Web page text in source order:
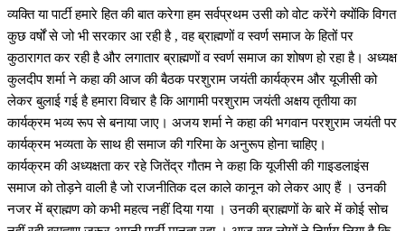
व्यक्ति या पार्टी हमारे हित की बात करेगा हम सर्वप्रथम उसी को वोट करेंगे क्योंकि विगत
कुछ वर्षों से जो भी सरकार आ रही है , वह ब्राह्मणों व स्वर्ण समाज के हितों पर
कुठारागत कर रही है और लगातार ब्राह्मणों व स्वर्ण समाज का शोषण हो रहा है। अध्यक्ष
कुलदीप शर्मा ने कहा की आज की बैठक परशुराम जयंती कार्यक्रम और यूजीसी को
लेकर बुलाई गई है हमारा विचार है कि आगामी परशुराम जयंती अक्षय तृतीया का
कार्यक्रम भव्य रूप से बनाया जाए। अजय शर्मा ने कहा की भगवान परशुराम जयंती पर
कार्यक्रम भव्यता के साथ ही समाज की गरिमा के अनुरूप होना चाहिए।
कार्यक्रम की अध्यक्षता कर रहे जितेंद्र गौतम ने कहा कि यूजीसी की गाइडलाइंस
समाज को तोड़ने वाली है जो राजनीतिक दल काले कानून को लेकर आए हैं । उनकी
नजर में ब्राह्मण को कभी महत्व नहीं दिया गया । उनकी ब्राह्मणों के बारे में कोई सोच